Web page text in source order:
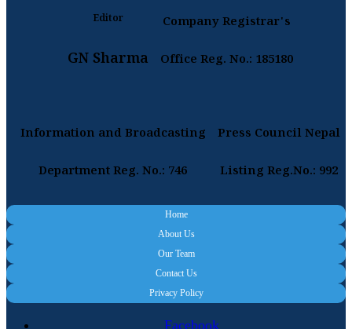
Editor
GN Sharma
Company Registrar's
Office Reg. No.: 185180
Information and Broadcasting
Department Reg. No.: 746
Press Council Nepal
Listing Reg.No.: 992
Home
About Us
Our Team
Contact Us
Privacy Policy
Facebook